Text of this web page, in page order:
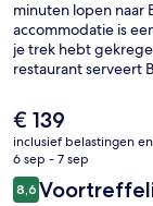
minuten lopen naar
accommodatie is
je trek hebt
restaurant serveert
Londen en Tower
het behulpzame
vind je op korte
Whitechapel
Whitechapel
De
huidige
prijs
is
€ 139
€ 139
inclusief belastingen
6 sep - 7 sep
Beoordelingen
8,68,6 op 10 –